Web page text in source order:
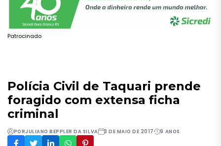
Patrocinado
Polícia Civil de Taquari prende
foragido com extensa ficha
criminal
PORJULIANO BEPPLER DA SILVA 3 DE MAIO DE 2017 9 ANOS